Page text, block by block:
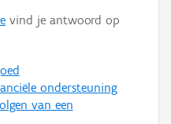
vind je antwoord op
ondersteuning
van een